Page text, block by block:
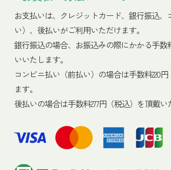
お支払いは、クレジットカード、銀行振込、
い）、後払いがご利用いただけます。
銀行振込の場合、お振込みの際にかかる手数
いいたします。
コンビニ払い（前払い）の場合は手数料220
ます。
後払いの場合は手数料277円（税込）を頂戴い